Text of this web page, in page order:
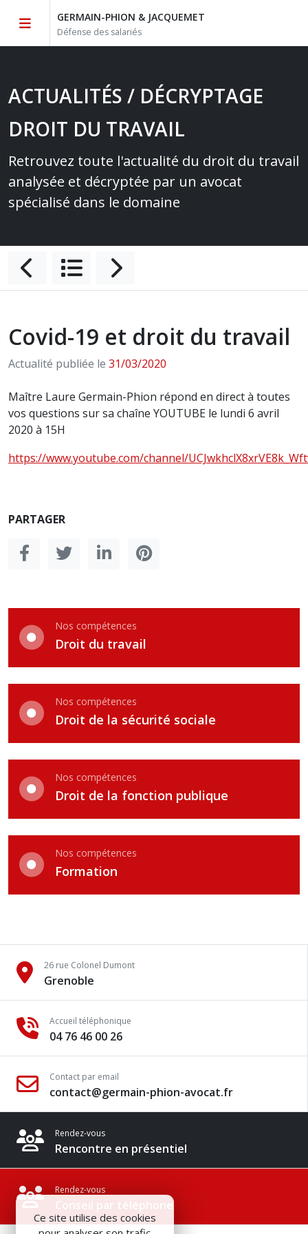
GERMAIN-PHION & JACQUEMET
Défense des salariés
ACTUALITÉS / DÉCRYPTAGE
DROIT DU TRAVAIL
Retrouvez toute l'actualité du droit du travail
analysée et décryptée par un avocat
spécialisé dans le domaine
Covid-19 et droit du travail
Actualité publiée le 31/03/2020
Maître Laure Germain-Phion répond en direct à toutes
vos questions sur sa chaîne YOUTUBE le lundi 6 avril
2020 à 15H
https://www.youtube.com/channel/
PARTAGER
Nos compétences
Droit du travail
Nos compétences
Droit de la sécurité sociale
Nos compétences
Droit de la fonction publique
Nos compétences
Formation
26 rue Colonel Dumont
Grenoble
Accueil téléphonique
04 76 46 00 26
Contact par email
contact@germain-phion-avocat.fr
Rendez-vous
Rencontre en présentiel
Rendez-vous
Conseil par téléphone
Ce site utilise des cookies